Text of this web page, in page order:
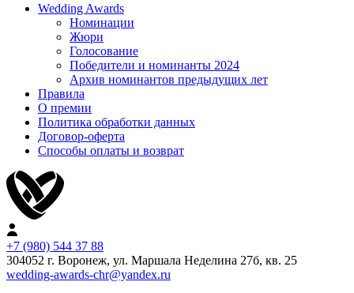
Wedding Awards
Номинации
Жюри
Голосование
Победители и номинанты 2024
Архив номинантов предыдущих лет
Правила
О премии
Политика обработки данных
Договор-оферта
Способы оплаты и возврат
+7 (980) 544 37 88
304052 г. Воронеж, ул. Маршала Неделина 27б, кв. 25
wedding-awards-chr@yandex.ru